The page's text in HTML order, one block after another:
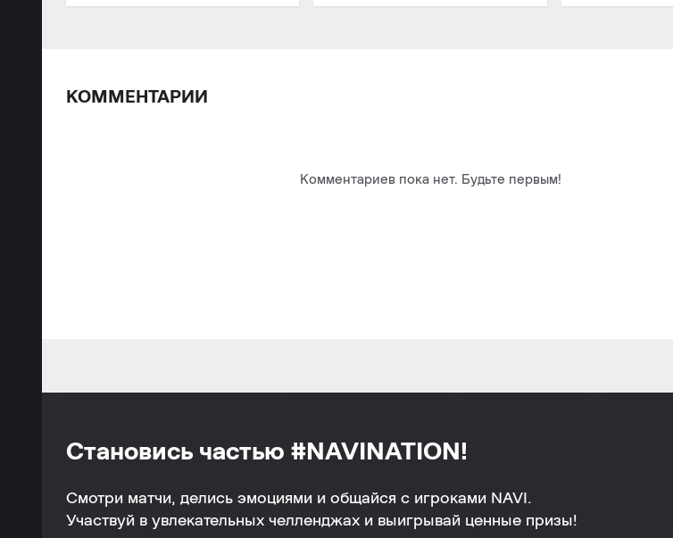
КОММЕНТАРИИ
Комментариев пока нет. Будьте первым!
Становись частью #NAVINATION!
Смотри матчи, делись эмоциями и общайся с игроками NAVI.
Участвуй в увлекательных челленджах и выигрывай ценные призы!